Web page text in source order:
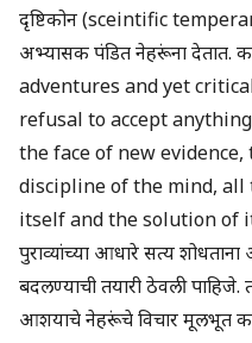
दृष्टिकोन (sceintific
अभ्यासक पंडित नेहरूंना देतात.
adventures and yet
refusal to accept
the face of new
discipline of the mind, all
itself and the solution of its
पुराव्यांच्या आधारे सत्य
बदलण्याची तयारी ठेवली पाहिजे.
आशयाचे नेहरूंचे विचार मूलभूत